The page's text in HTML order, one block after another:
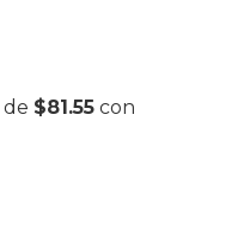
de $81.55 con